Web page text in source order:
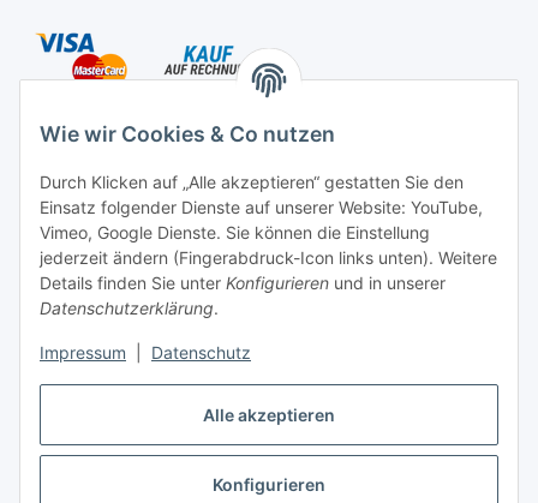
Alle akzeptieren
Konfigurieren
Wie wir Cookies & Co nutzen
Durch Klicken auf „Alle akzeptieren“ gestatten Sie den
Einsatz folgender Dienste auf unserer Website: YouTube,
Vimeo, Google Dienste. Sie können die Einstellung
jederzeit ändern (Fingerabdruck-Icon links unten). Weitere
Details finden Sie unter Konfigurieren und in unserer
Datenschutzerklärung.
Impressum Datenschutz
Versandarten
Kontakt
Mayaadi Home
Max-Planck-Str. 34
61184 Karben
Deutschland
info@mayaadi-home.de